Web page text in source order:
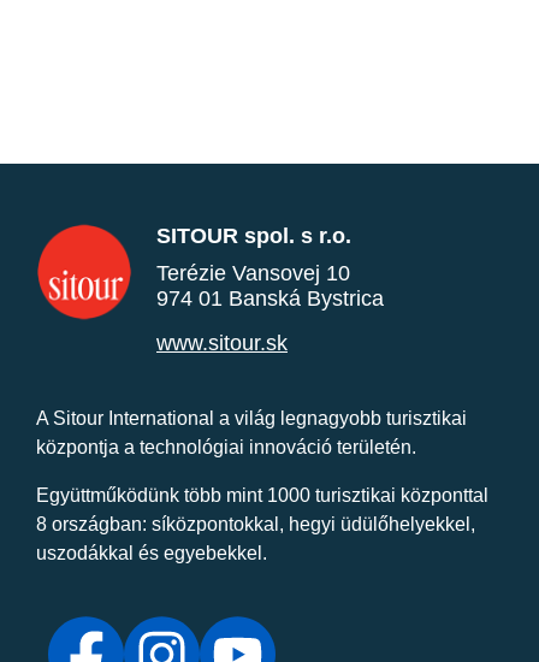
SITOUR spol. s r.o.
Terézie Vansovej 10
974 01 Banská Bystrica
www.sitour.sk
A Sitour International a világ legnagyobb turisztikai
központja a technológiai innováció területén.
Együttműködünk több mint 1000 turisztikai központtal
8 országban: síközpontokkal, hegyi üdülőhelyekkel,
uszodákkal és egyebekkel.